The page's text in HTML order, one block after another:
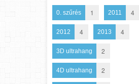
0. szűrés 1 2011 4
2012 4 2013 4
3D ultrahang 2
4D ultrahang 2